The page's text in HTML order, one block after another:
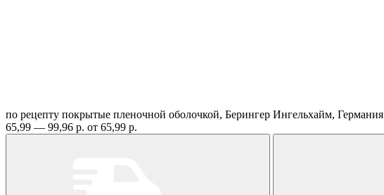
по рецепту покрытые пленочной оболочкой, Берингер Ингельхайм, Германия
65,99 — 99,96 р. от 65,99 р.